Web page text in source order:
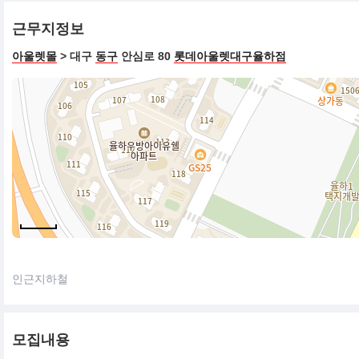
근무지정보
아울렛몰 > 대구 동구 안심로 80 롯데아울렛대구율하점
인근지하철
모집내용